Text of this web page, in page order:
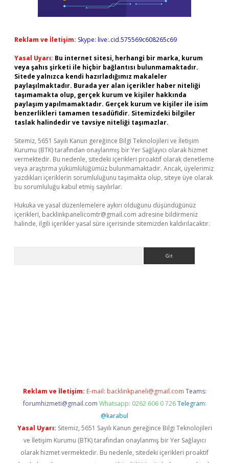
Reklam ve İletişim: Skype: live:.cid.575569c608265c69
Yasal Uyarı: Bu internet sitesi, herhangi bir marka, kurum
veya şahıs şirketi ile hiçbir bağlantısı bulunmamaktadır.
Sitede yalnızca kendi hazırladığımız makaleler
paylaşılmaktadır. Burada yer alan içerikler haber niteliği
taşımamakta olup, gerçek kurum ve kişiler hakkında
paylaşım yapılmamaktadır. Gerçek kurum ve kişiler ile isim
benzerlikleri tamamen tesadüfidir. Sitemizdeki bilgiler
taslak halindedir ve tavsiye niteliği taşımazlar.
Sitemiz, 5651 Sayılı Kanun gereğince Bilgi Teknolojileri ve İletişim
Kurumu (BTK) tarafından onaylanmış bir Yer Sağlayıcı olarak hizmet
vermektedir. Bu nedenle, sitedeki içerikleri proaktif olarak denetleme
veya araştırma yükümlülüğümüz bulunmamaktadır. Ancak, üyelerimiz
yazdıkları içeriklerin sorumluluğunu taşımakta olup, siteye üye olarak
bu sorumluluğu kabul etmiş sayılırlar.
Hukuka ve yasal düzenlemelere aykırı olduğunu düşündüğünüz
içerikleri, backlinkpanelicomtr@gmail.com adresine bildirmeniz
halinde, ilgili içerikler yasal süre içerisinde sitemizden kaldırılacaktır.
Reklam ve İletişim: E-mail: backlinkpaneli@gmail.com Teams:
forumhizmeti@gmail.com Whatsapp: 0262 606 0 726 Telegram:
@karabul
Yasal Uyarı: Sitemiz, 5651 Sayılı Kanun gereğince Bilgi Teknolojileri
ve İletişim Kurumu (BTK) tarafından onaylanmış bir Yer Sağlayıcı
olarak hizmet vermektedir. Bu nedenle, sitedeki içerikleri proaktif